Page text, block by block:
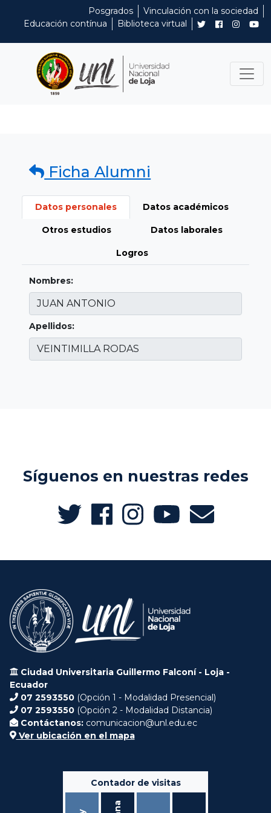
Posgrados
Vinculación con la sociedad
Educación contínua
Biblioteca virtual
Ficha Alumni
Datos personales Datos académicos
Otros estudios Datos laborales
Logros
Nombres:
Apellidos:
Síguenos en nuestras redes
Ciudad Universitaria Guillermo Falconí - Loja -
Ecuador
07 2593550 (Opción 1 - Modalidad Presencial)
07 2593550 (Opción 2 - Modalidad Distancia)
Contáctanos: comunicacion@unl.edu.ec
Ver ubicación en el mapa
Contador de visitas